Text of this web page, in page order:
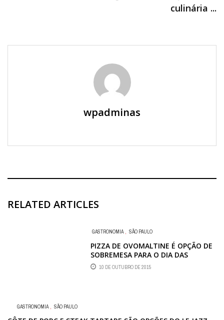
culinária ...
wpadminas
RELATED ARTICLES
GASTRONOMIA , SÃO PAULO
PIZZA DE OVOMALTINE É OPÇÃO DE
SOBREMESA PARA O DIA DAS
CRIANÇAS
10 DE OUTUBRO DE 2015
GASTRONOMIA , SÃO PAULO